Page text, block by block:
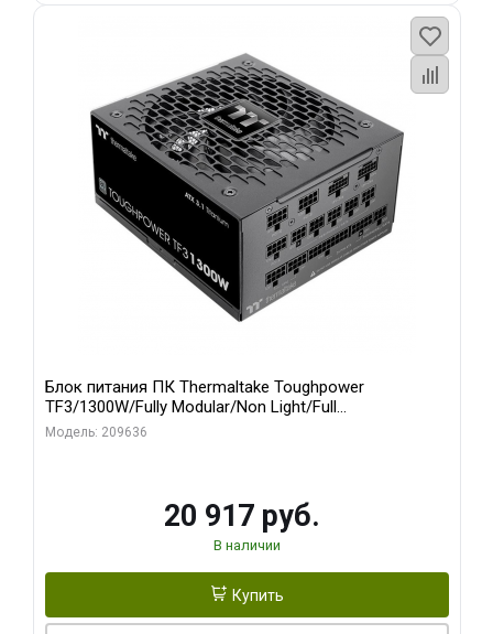
Блок питания ПК Thermaltake Toughpower
TF3/1300W/Fully Modular/Non Light/Full
Range/Analog/80 Plus Titanium/EU/100% JP CAP/All F
Модель: 209636
20 917 руб.
В наличии
Купить